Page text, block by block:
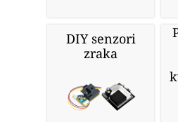
DIY senzori
zraka